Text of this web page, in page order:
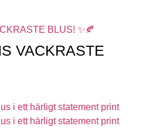
VACKRASTE